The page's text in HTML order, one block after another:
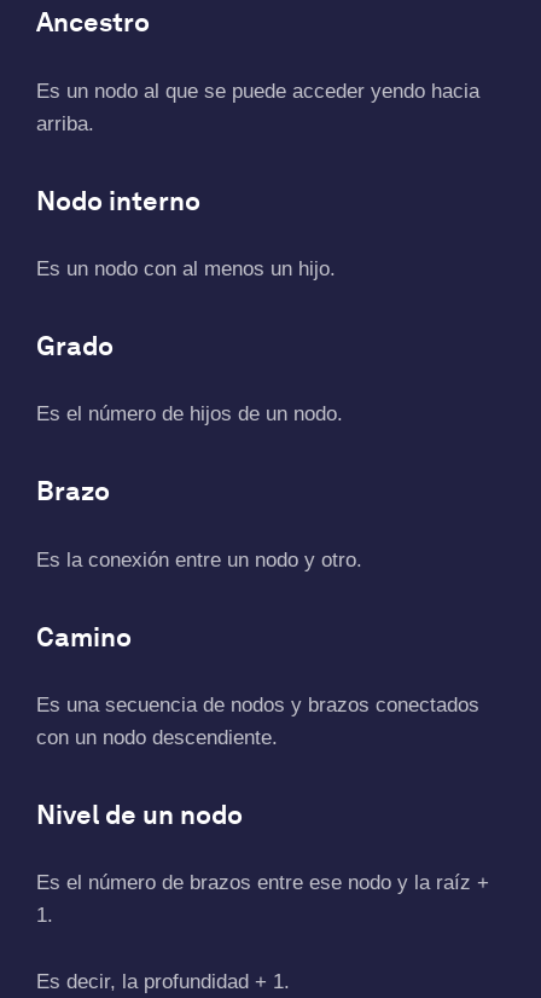
Ancestro
Es un nodo al que se puede acceder yendo hacia
arriba.
Nodo interno
Es un nodo con al menos un hijo.
Grado
Es el número de hijos de un nodo.
Brazo
Es la conexión entre un nodo y otro.
Camino
Es una secuencia de nodos y brazos conectados
con un nodo descendiente.
Nivel de un nodo
Es el número de brazos entre ese nodo y la raíz +
1.
Es decir, la profundidad + 1.